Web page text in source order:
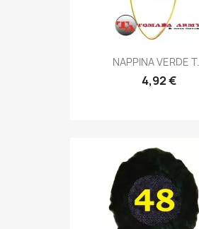
Anteprima
NAPPINA VERDE
4,92 €